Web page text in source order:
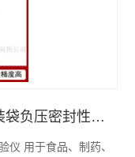
LT-02PYY 0060-2018热敷贴包装袋负压密封性试验仪
仪 用于食品、制药、